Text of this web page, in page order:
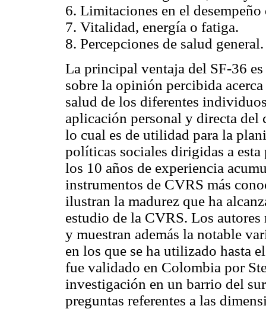
6. Limitaciones en el
7. Vitalidad, energía o fatiga.
8. Percepciones de salud general.
La principal ventaja del SF-36
sobre la opinión percibida
salud de los diferentes
aplicación personal y directa
lo cual es de utilidad para la
políticas sociales dirigidas a
los 10 años de experiencia
instrumentos de CVRS más
ilustran la madurez que ha
estudio de la CVRS. Los
y muestran además la notable
en los que se ha utilizado hasta
fue validado en Colombia por
investigación en un barrio del
preguntas referentes a las